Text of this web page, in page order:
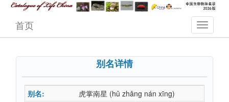
首页
别名详情
别名: 虎掌南星 (hǔ zhǎng nán xīng)